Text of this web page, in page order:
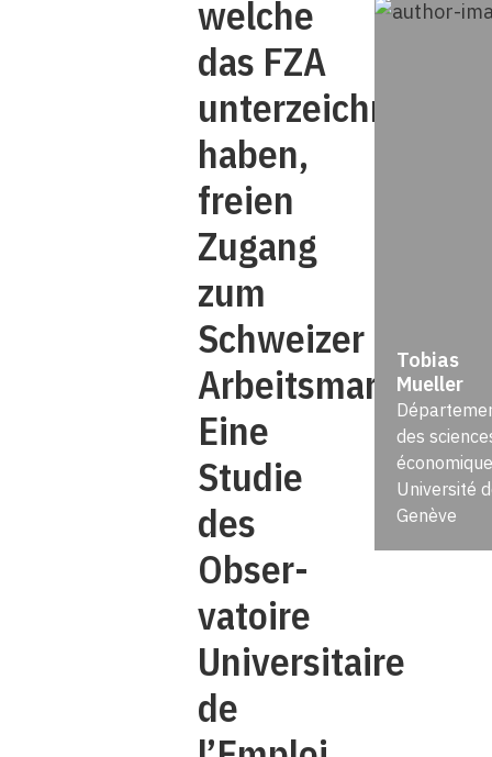
welche
das FZA
unterzeichnet
haben,
freien
Zugang
zum
Schweizer
Arbeitsmarkt.
Eine
Studie
des
Obser­
vatoire
Universitaire
de
Tobias
Mueller
des
Université
Genève